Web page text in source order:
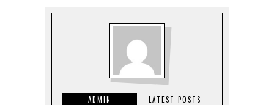
ADMIN LATEST POSTS